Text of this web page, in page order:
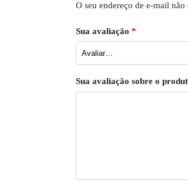
O seu endereço de e-mail não
Sua avaliação *
Sua avaliação sobre o